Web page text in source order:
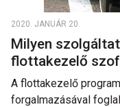
2020. JANUÁR 20.
Milyen
flottakezelő
A flottakezelő
forgalmazásával